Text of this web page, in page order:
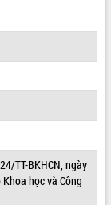
TT-BKHCN, ngày
học và Công